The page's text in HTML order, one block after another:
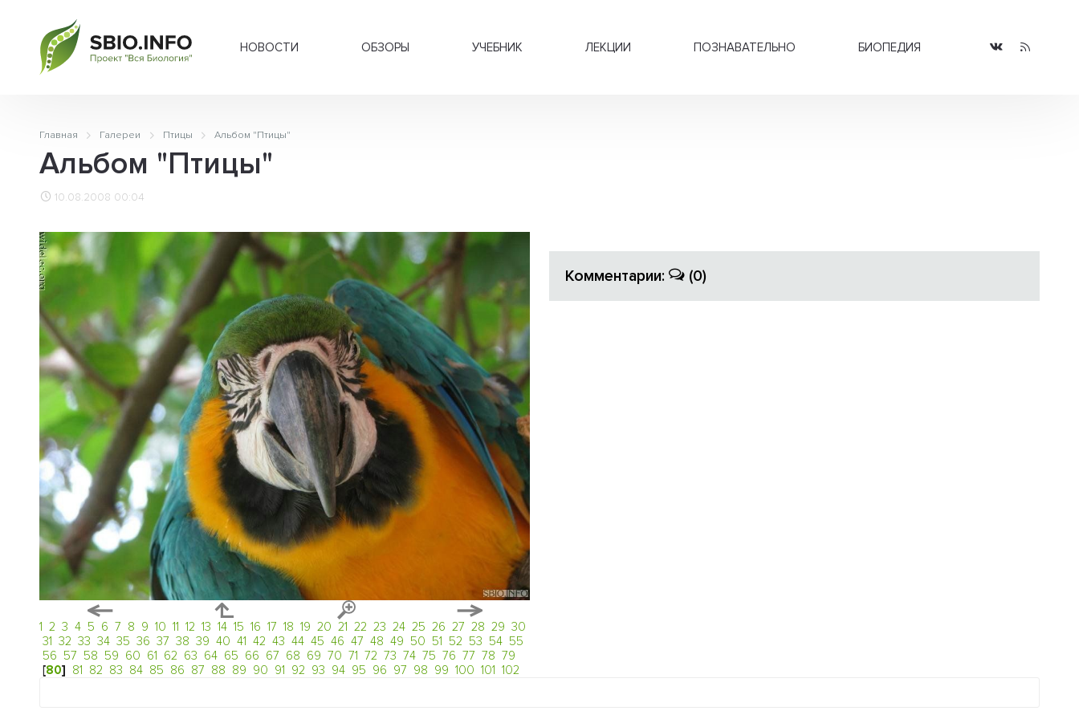
НОВОСТИ ОБЗОРЫ УЧЕБНИК ЛЕКЦИИ ПОЗНАВАТЕЛЬНО БИОПЕДИЯ
Главная Галереи Птицы Альбом "Птицы"
Альбом "Птицы"
10.08.2008 00:04
1 2 3 4 5 6 7 8 9 10 11 12 13 14 15 16 17 18 19 20 21 22 23 24 25 26 27 28 29 30
31 32 33 34 35 36 37 38 39 40 41 42 43 44 45 46 47 48 49 50 51 52 53 54 55
56 57 58 59 60 61 62 63 64 65 66 67 68 69 70 71 72 73 74 75 76 77 78 79
[80] 81 82 83 84 85 86 87 88 89 90 91 92 93 94 95 96 97 98 99 100 101 102
Комментарии: (0)